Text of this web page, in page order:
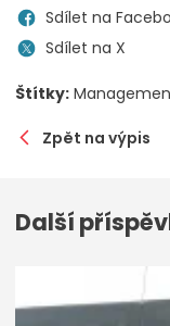
Sdílet na
Sdílet na X
Štítky:
Zpět na výpis
Další